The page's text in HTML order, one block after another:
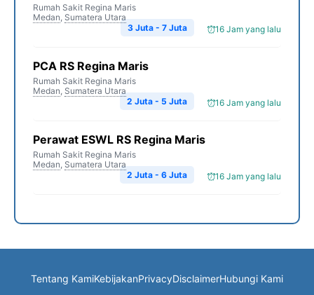
Rumah Sakit Regina Maris
Medan, Sumatera Utara
16 Jam yang lalu
3 Juta - 7 Juta
PCA RS Regina Maris
Rumah Sakit Regina Maris
Medan, Sumatera Utara
16 Jam yang lalu
2 Juta - 5 Juta
Perawat ESWL RS Regina Maris
Rumah Sakit Regina Maris
Medan, Sumatera Utara
16 Jam yang lalu
2 Juta - 6 Juta
Tentang KamiKebijakanPrivacyDisclaimerHubungi Kami